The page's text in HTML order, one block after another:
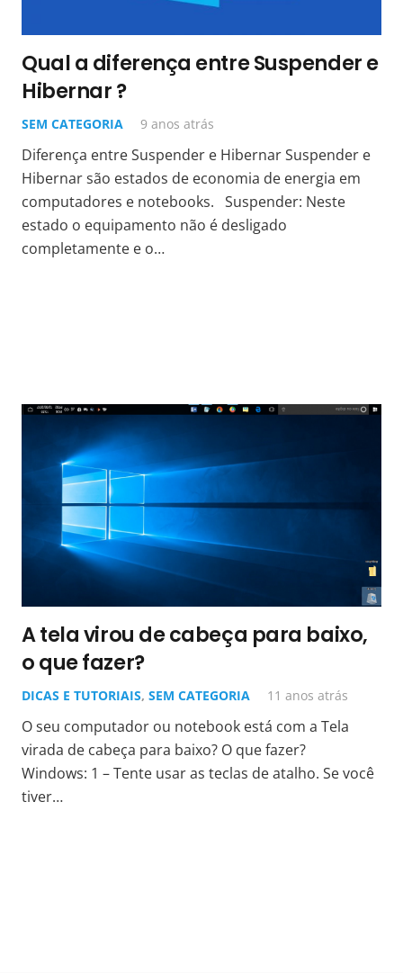
Qual a diferença entre Suspender e
Hibernar ?
SEM CATEGORIA 9 anos atrás
Diferença entre Suspender e Hibernar Suspender e
Hibernar são estados de economia de energia em
computadores e notebooks. Suspender: Neste
estado o equipamento não é desligado
completamente e o…
A tela virou de cabeça para baixo,
o que fazer?
DICAS E TUTORIAIS, SEM CATEGORIA 11 anos atrás
O seu computador ou notebook está com a Tela
virada de cabeça para baixo? O que fazer?
Windows: 1 – Tente usar as teclas de atalho. Se você
tiver…